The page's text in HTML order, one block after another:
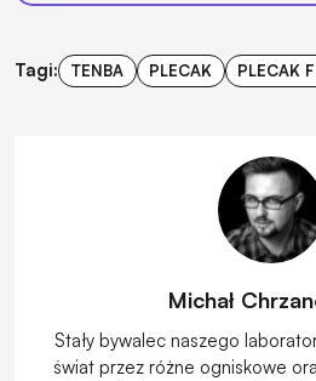
Tagi: TENBA PLECAK PLECAK
Michał
Stały bywalec naszego
świat przez różne ogniskowe